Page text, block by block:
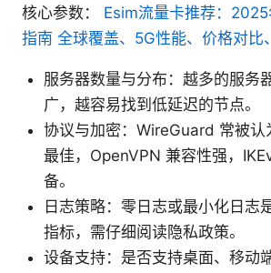
核心参数： Esim流量卡推荐：
指南 全球覆盖、5G性能、价格对比
服务器数量与分布：越多的服务
广，越容易找到低延迟的节点。
协议与加密：WireGuard 常被认
最佳，OpenVPN 兼容性强，
备。
日志策略：零日志或最小化日志
指标，需仔细阅读隐私政策。
设备支持：是否支持桌面、移动